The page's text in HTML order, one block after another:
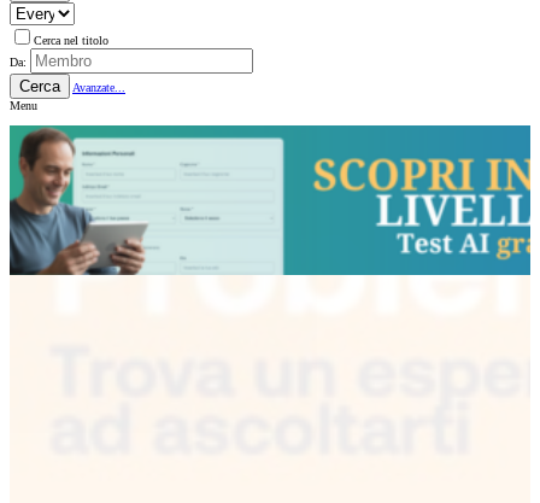
Cerca nel titolo
Da:
Cerca
Avanzate...
Menu